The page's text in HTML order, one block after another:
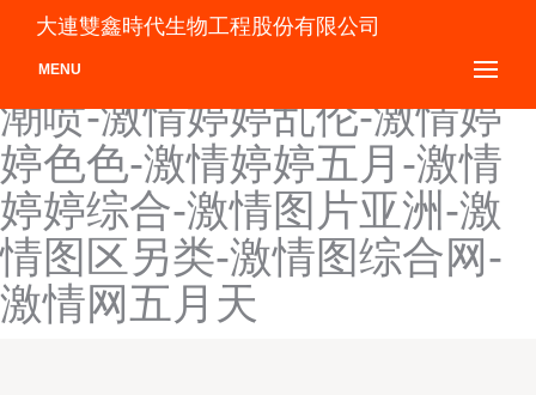
激情视频偷拍-激情视频网
销-激情视频网址-激情婷婷
潮喷-激情婷婷乱伦-激情婷
婷色色-激情婷婷五月-激情
婷婷综合-激情图片亚洲-激
情图区另类-激情图综合网-
激情网五月天
大連雙鑫時代生物工程股份有限公司
MENU